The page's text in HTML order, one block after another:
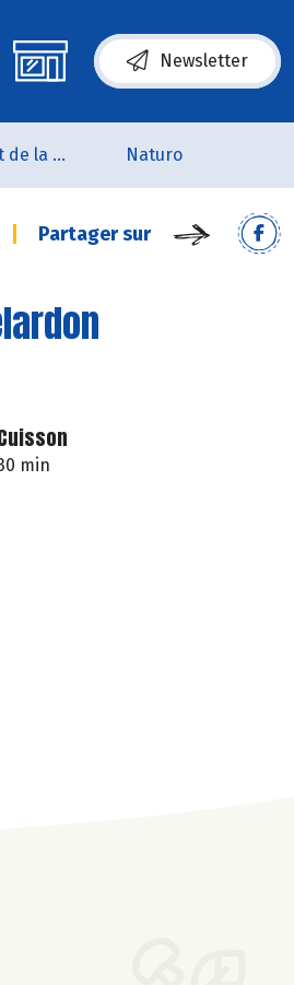
Newsletter
Le petit mot de la naturo Naturo
Partager sur
min